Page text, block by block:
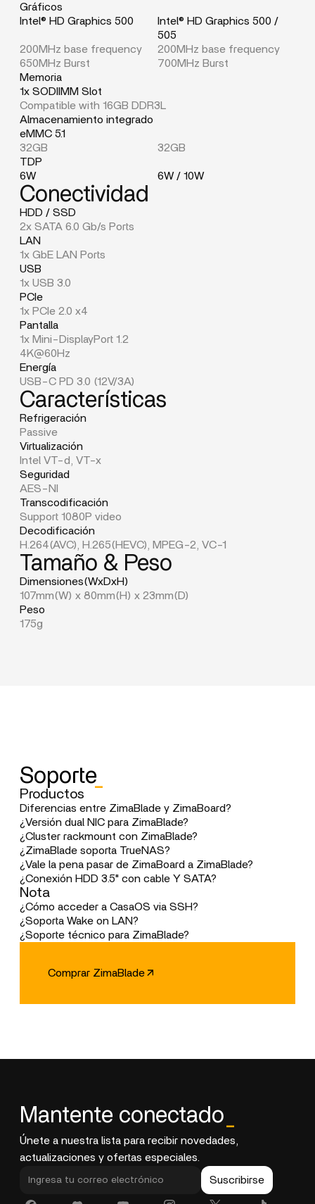
Gráficos
Intel® HD Graphics 500
Intel® HD Graphics 500 /
505
200MHz base frequency
650MHz Burst
200MHz base frequency
700MHz Burst
Memoria
1x SODIIMM Slot
Compatible with 16GB DDR3L
Almacenamiento integrado
eMMC 5.1
32GB
32GB
TDP
6W
6W / 10W
Conectividad
HDD / SSD
2x SATA 6.0 Gb/s Ports
LAN
1x GbE LAN Ports
USB
1x USB 3.0
PCIe
1x PCIe 2.0 x4
Pantalla
1x Mini-DisplayPort 1.2
4K@60Hz
Energía
USB-C PD 3.0 (12V/3A)
Características
Refrigeración
Passive
Virtualización
Intel VT-d, VT-x
Seguridad
AES-NI
Transcodificación
Support 1080P video
Decodificación
H.264(AVC), H.265(HEVC), MPEG-2, VC-1
Tamaño & Peso
Dimensiones(WxDxH)
107mm(W) x 80mm(H) x 23mm(D)
Peso
175g
Soporte_
Productos
Diferencias entre ZimaBlade y ZimaBoard?
ZimaBlade es más compacto/económico, ZimaBoard se
enfoca en rendimiento/interfaces avanzadas.
¿Versión dual NIC para ZimaBlade?
Multi-NIC estará en ZimaBoard. ZimaBlade se centra en
formato tarjeta y apilable.
¿Cluster rackmount con ZimaBlade?
Posible con software como PVE/Ansible. Diseño
HAL9000 en desarrollo.
¿ZimaBlade soporta TrueNAS?
Sí, probado. Video referencia disponible en YouTube.
¿Vale la pena pasar de ZimaBoard a ZimaBlade?
ZimaBlade soporta 16GB RAM, formato portátil. Ideal
para clusters x86 y proyectos comunitarios.
¿Conexión HDD 3.5" con cable Y SATA?
Sí, configuración fiable confirmada.
Nota
¿Cómo acceder a CasaOS via SSH?
1. Encuentra IP en el router. 2. Usa ssh casaos@IP. 3.
Credenciales: casaos/casaos.
¿Soporta Wake on LAN?
Sí, activable/desactivable via BIOS.
¿Soporte técnico para ZimaBlade?
Comprar ZimaBlade
Mantente conectado
Únete a nuestra lista para recibir novedades,
actualizaciones y ofertas especiales.
Suscribirse